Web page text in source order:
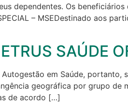
dependentes. Os
– MSEDestinado aos
SAÚDE
em Saúde, portanto,
geográfica por grupo de
de acordo […]